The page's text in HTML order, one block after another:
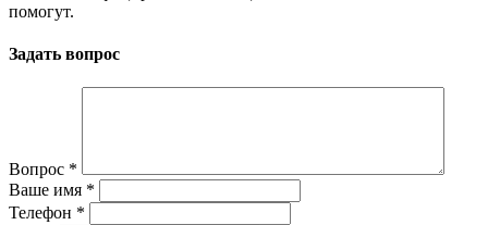
помогут.
Задать вопрос
Вопрос *
Ваше имя *
Телефон *